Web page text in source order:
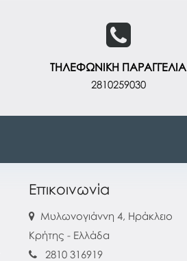
ΤΗΛΕΦΩΝΙΚΗ ΠΑΡΑΓΓΕΛΙΑ
2810259030
Επικοινωνία
Μυλωνογιάννη 4, Ηράκλειο
Κρήτης - Ελλάδα
2810 316919